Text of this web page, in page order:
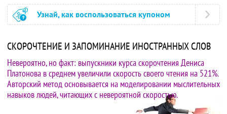
Узнай, как воспользоваться купоном
СКОРОЧТЕНИЕ И ЗАПОМИНАНИЕ ИНОСТРАННЫХ СЛОВ
Невероятно, но факт: выпускники курса скорочтения Дениса
Платонова в среднем увеличили скорость своего чтения на 521%.
Авторский метод основывается на моделировании мыслительных
навыков людей, читающих с невероятной скоростью.